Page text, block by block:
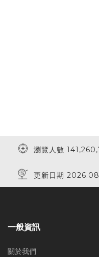
瀏覽人數
更新日期
一般資訊
關於我們